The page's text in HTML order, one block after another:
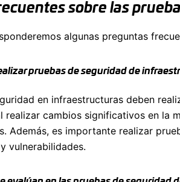
sobre las
algunas preguntas
pruebas de seguridad de
en infraestructuras deben
realizar cambios significativos en la
Además, es importante realizar
vulnerabilidades.